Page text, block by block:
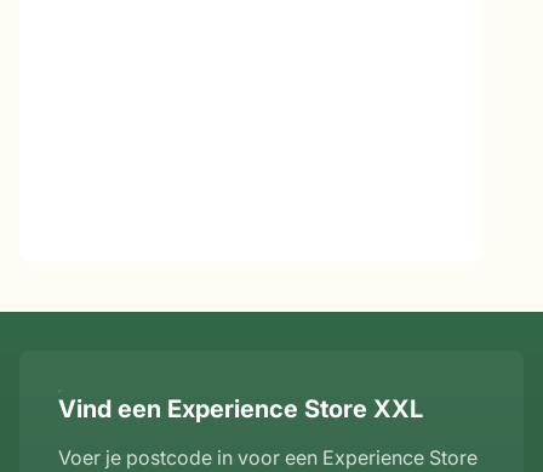
Vind een Experience Store XXL
Voer je postcode in voor een Experience Store